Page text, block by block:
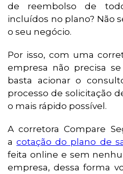
de reembolso de
incluídos no plano? Não
o seu negócio.
Por isso, com uma
empresa não precisa
basta acionar o
processo de solicitação
o mais rápido possível.
A corretora Compare
acotação do plano de
feita online e sem
empresa, dessa forma